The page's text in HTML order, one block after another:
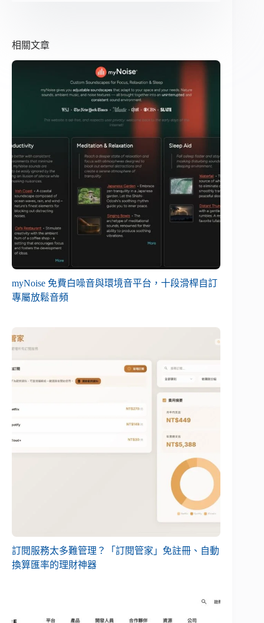
相關文章
myNoise 免費白噪音與環境音平台，十段滑桿自訂
專屬放鬆音頻
訂閱服務太多難管理？「訂閱管家」免註冊、自動
換算匯率的理財神器